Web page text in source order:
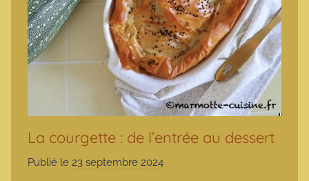
La courgette : de l’entrée au dessert
Publié le 23 septembre 2024